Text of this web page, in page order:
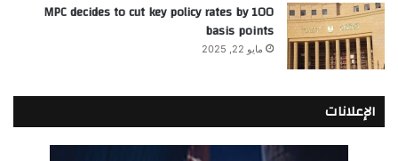
MPC decides to cut key policy rates by 100
basis points
مايو 22, 2025
الإعلانات